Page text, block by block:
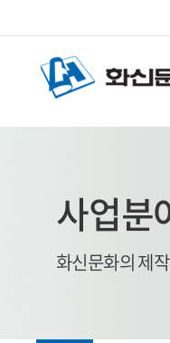
사업분
화신문화의 제